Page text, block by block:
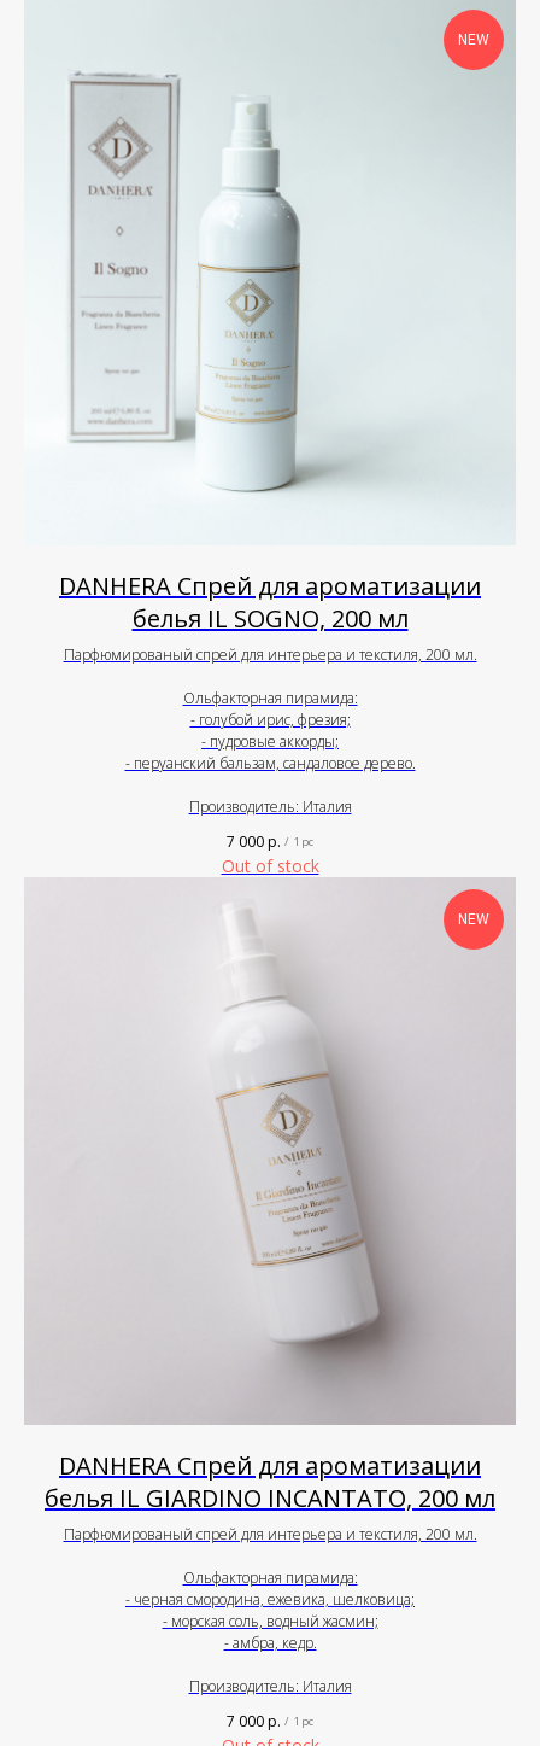
NEW
DANHERA Спрей для ароматизации
белья IL SOGNO, 200 мл
Парфюмированый спрей для интерьера и текстиля, 200 мл.
Ольфакторная пирамида:
- голубой ирис, фрезия;
- пудровые аккорды;
- перуанский бальзам, сандаловое дерево.
Производитель: Италия
7 000р. / 1 pc
Out of stock
NEW
DANHERA Спрей для ароматизации
белья IL GIARDINO INCANTATO, 200 мл
Парфюмированый спрей для интерьера и текстиля, 200 мл.
Ольфакторная пирамида:
- черная смородина, ежевика, шелковица;
- морская соль, водный жасмин;
- амбра, кедр.
Производитель: Италия
7 000р. / 1 pc